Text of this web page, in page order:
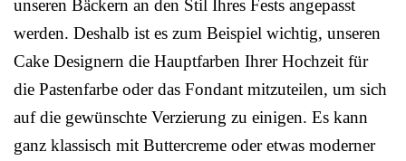
unseren Bäckern an den Stil Ihres Fests angepasst
werden. Deshalb ist es zum Beispiel wichtig, unseren
Cake Designern die Hauptfarben Ihrer Hochzeit für
die Pastenfarbe oder das Fondant mitzuteilen, um sich
auf die gewünschte Verzierung zu einigen. Es kann
ganz klassisch mit Buttercreme oder etwas moderner